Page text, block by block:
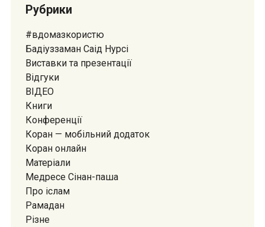
Рубрики
#вдомазкористю
Бадіуззаман Саід Нурсі
Виставки та презентації
Відгуки
ВІДЕО
Книги
Конференції
Коран — мобiльний додаток
Коран онлайн
Матеріали
Медресе Сiнан-паша
Про іслам
Рамадан
Різне